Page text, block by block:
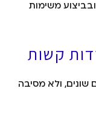
משימות
קשות
שונים, ולא מסיבה